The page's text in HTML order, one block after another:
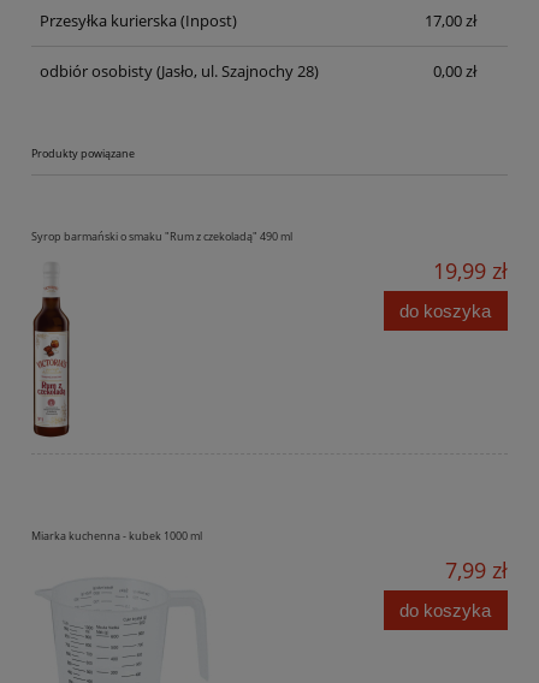
Przesyłka kurierska (Inpost) 17,00 zł
odbiór osobisty(Jasło, ul. Szajnochy 28) 0,00 zł
Produkty powiązane
Syrop barmański o smaku "Rum z czekoladą" 490 ml
19,99 zł
do koszyka
Miarka kuchenna - kubek 1000 ml
7,99 zł
do koszyka